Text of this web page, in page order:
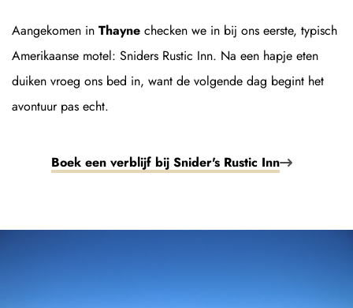
Aangekomen in Thayne checken we in bij ons eerste, typisch
Amerikaanse motel: Sniders Rustic Inn. Na een hapje eten
duiken vroeg ons bed in, want de volgende dag begint het
avontuur pas echt.
Boek een verblijf bij Snider's Rustic Inn